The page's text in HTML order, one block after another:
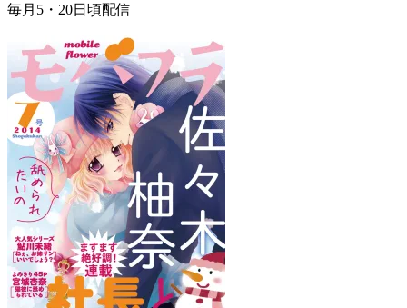
毎月5・20日頃配信